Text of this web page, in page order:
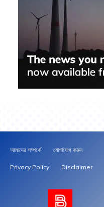
আমাদের সম্পর্কে যোগাযোগ করুন
Privacy Policy Disclaimer